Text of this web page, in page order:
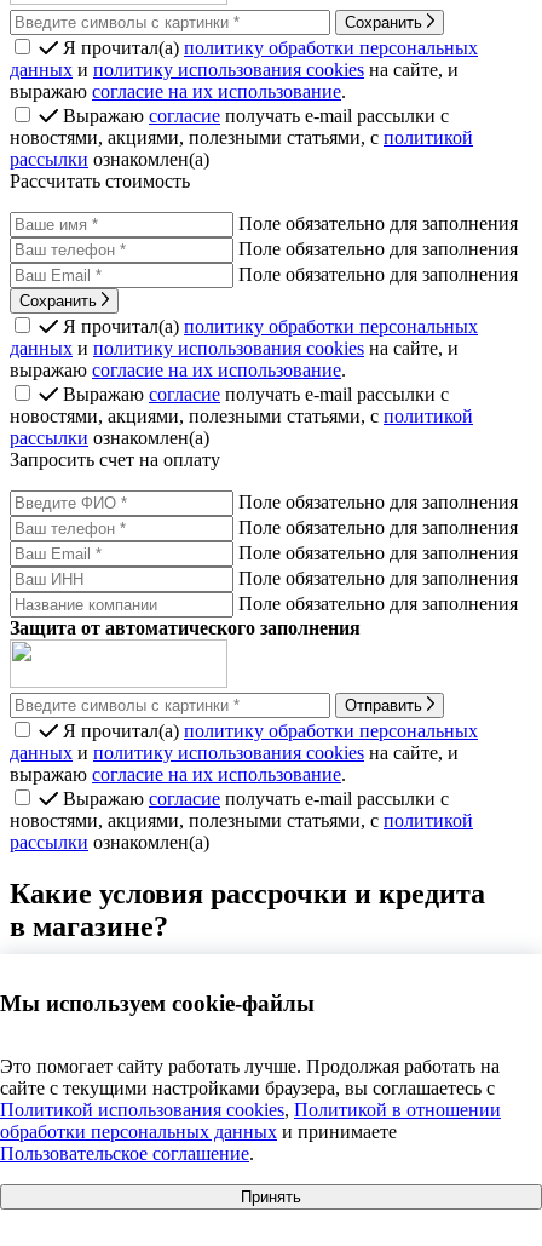
Сохранить
Я прочитал(а) политику обработки персональных
данных и политику использования cookies на сайте, и
выражаю согласие на их использование.
Выражаю согласие получать e-mail рассылки с
новостями, акциями, полезными статьями, с политикой
рассылки ознакомлен(а)
Рассчитать стоимость
Поле обязательно для заполнения
Поле обязательно для заполнения
Поле обязательно для заполнения
Сохранить
Я прочитал(а) политику обработки персональных
данных и политику использования cookies на сайте, и
выражаю согласие на их использование.
Выражаю согласие получать e-mail рассылки с
новостями, акциями, полезными статьями, с политикой
рассылки ознакомлен(а)
Запросить счет на оплату
Поле обязательно для заполнения
Поле обязательно для заполнения
Поле обязательно для заполнения
Поле обязательно для заполнения
Поле обязательно для заполнения
Защита от автоматического заполнения
Отправить
Я прочитал(а) политику обработки персональных
данных и политику использования cookies на сайте, и
выражаю согласие на их использование.
Выражаю согласие получать e-mail рассылки с
новостями, акциями, полезными статьями, с политикой
рассылки ознакомлен(а)
Какие условия рассрочки и кредита
в магазине?
будут своими. Рассрочка доступна не во всех магазинах
и не на все товары, потому что это специальное соглашение
доступных для покупки в рассрочку, и конкретные условия
необходимо уточнять в магазинах и на сайтах, где
вы собираетесь приобрести товар или услугу.
Кредит.Выдается на срок от 3 до 36 месяцев в размере
после подачи заявки. Она зависит от данных, которые
Мы используем cookie-файлы
Это помогает сайту работать лучше. Продолжая работать на
сайте с текущими настройками браузера, вы соглашаетесь c
Политикой использования cookies, Политикой в отношении
обработки персональных данных и принимаете
Пользовательское соглашение.
Принять